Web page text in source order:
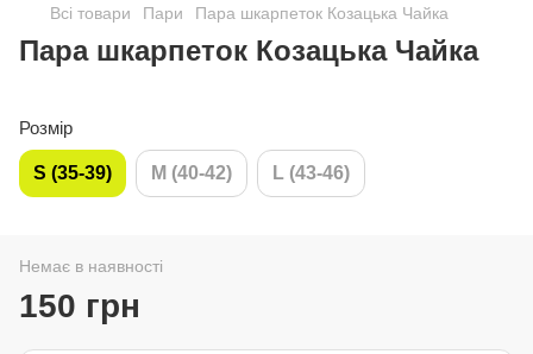
Всі товари Пари Пара шкарпеток Козацька Чайка
Пара шкарпеток Козацька Чайка
Розмір
S (35-39) M (40-42) L (43-46)
Немає в наявності
150 грн